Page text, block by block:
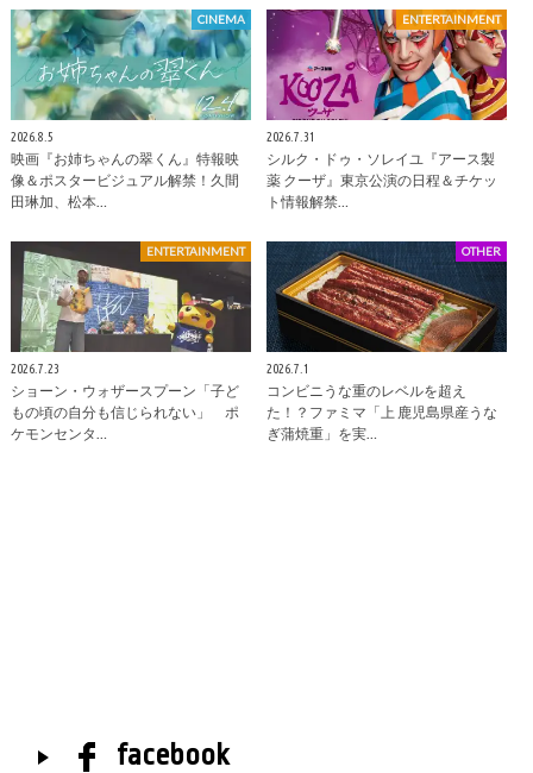
CINEMA
2026.8.5
映画『お姉ちゃんの翠くん』特報映
像＆ポスタービジュアル解禁！久間
田琳加、松本…
ENTERTAINMENT
2026.7.31
シルク・ドゥ・ソレイユ『アース製
薬 クーザ』東京公演の日程＆チケッ
ト情報解禁…
ENTERTAINMENT
2026.7.23
ショーン・ウォザースプーン「子ど
もの頃の自分も信じられない」 ポ
ケモンセンタ…
OTHER
2026.7.1
コンビニうな重のレベルを超え
た！？ファミマ「上 鹿児島県産うな
ぎ蒲焼重」を実…
facebook